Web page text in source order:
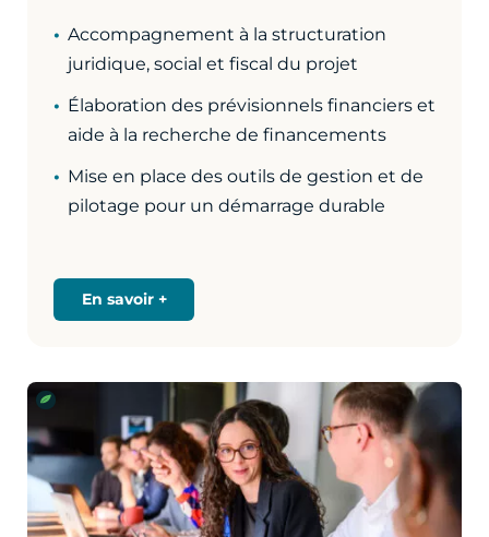
Accompagnement à la structuration
juridique, social et fiscal du projet
Élaboration des prévisionnels financiers et
aide à la recherche de financements
Mise en place des outils de gestion et de
pilotage pour un démarrage durable
En savoir +